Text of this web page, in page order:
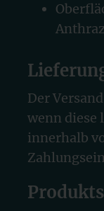
Der
wenn diese
innerhalb